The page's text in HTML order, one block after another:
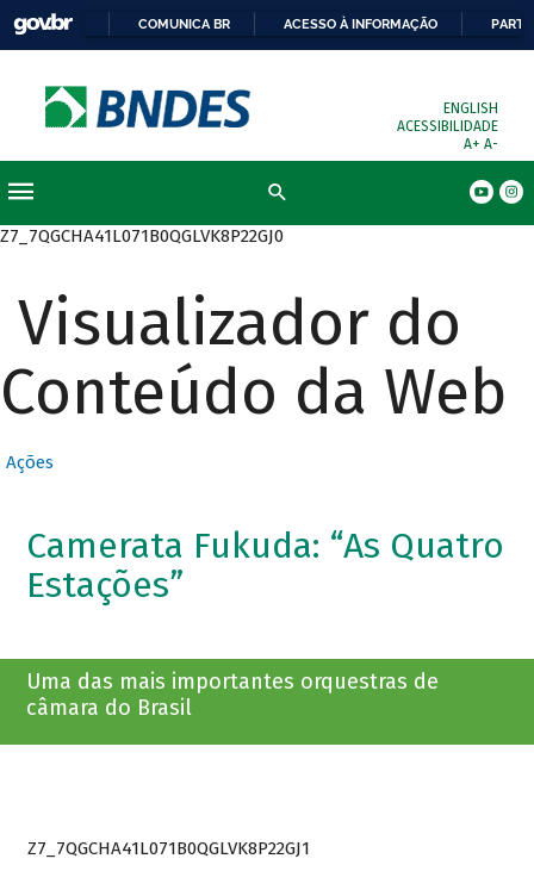
COMUNICA BR ACESSO À INFORMAÇÃO
ENGLISH
ACESSIBILIDADE
A+ A-
Z7_7QGCHA41L071B0QGLVK8P22GJ0
Visualizador do
Conteúdo da Web
Ações
Camerata Fukuda: “As Quatro
Estações”
Uma das mais importantes orquestras de
câmara do Brasil
Z7_7QGCHA41L071B0QGLVK8P22GJ1